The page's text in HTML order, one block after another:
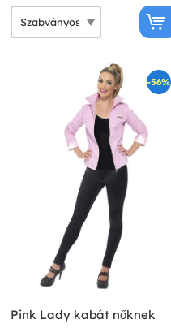
-56%
Pink Lady kabát nőknek